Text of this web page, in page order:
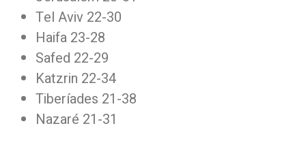
Tel Aviv 22-30
Haifa 23-28
Safed 22-29
Katzrin 22-34
Tiberíades 21-38
Nazaré 21-31